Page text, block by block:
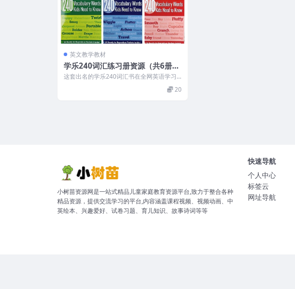
英文教学教材
学乐240词汇练习册资源（共6册P
DF）
这套出名的学乐240词汇书在全网英语学习
圈可谓是鼎鼎有名。它全套是基于美国CC
20
小树苗资源网是一站式精品儿童家庭教育资源平台,致力于整合各种
精品资源，提供交流学习的平台,内容涵盖课程视频、视频动画、中
英绘本、兴趣爱好、试卷习题、育儿知识、故事诗词等等
快速导航
个人中心
标签云
网址导航